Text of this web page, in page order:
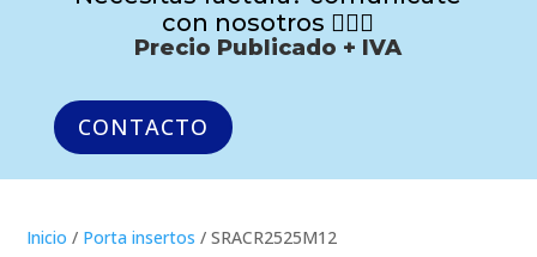
con nosotros 🙋🏻‍♂️
Precio Publicado + IVA
CONTACTO
Inicio / Porta insertos / SRACR2525M12